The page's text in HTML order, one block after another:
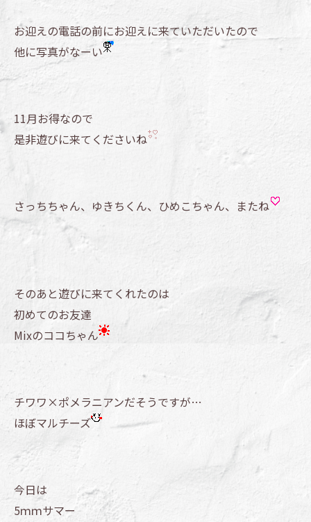
お迎えの電話の前にお迎えに来ていただいたので
他に写真がなーい
11月お得なので
是非遊びに来てくださいね
さっちちゃん、ゆきちくん、ひめこちゃん、またね
そのあと遊びに来てくれたのは
初めてのお友達
Mixのココちゃん
チワワ×ポメラニアンだそうですが…
ほぼマルチーズ
今日は
5ｍｍサマー